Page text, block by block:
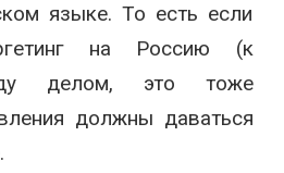
языке. То есть если
на Россию (к
делом, это тоже
должны даваться